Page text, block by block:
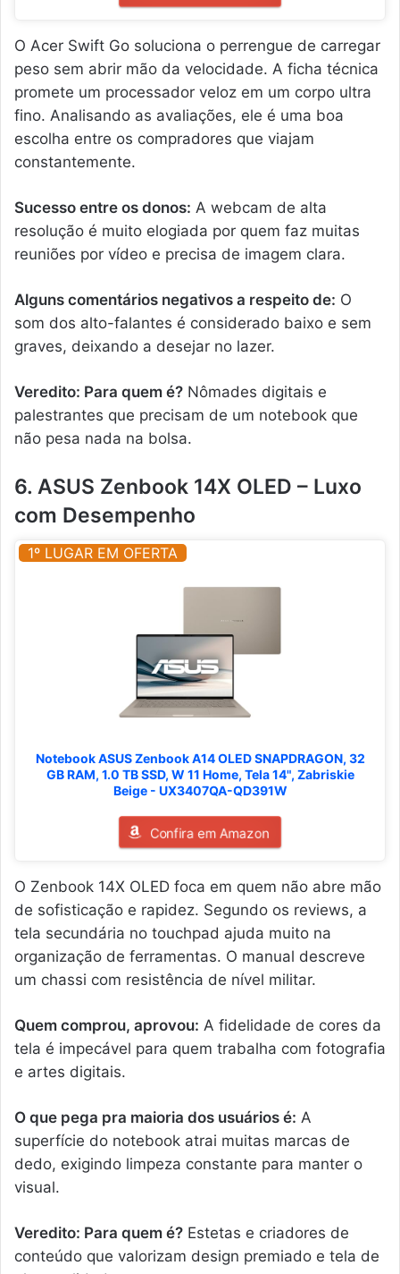
O Acer Swift Go soluciona o perrengue de carregar
peso sem abrir mão da velocidade. A ficha técnica
promete um processador veloz em um corpo ultra
fino. Analisando as avaliações, ele é uma boa
escolha entre os compradores que viajam
constantemente.
Sucesso entre os donos: A webcam de alta
resolução é muito elogiada por quem faz muitas
reuniões por vídeo e precisa de imagem clara.
Alguns comentários negativos a respeito de: O
som dos alto-falantes é considerado baixo e sem
graves, deixando a desejar no lazer.
Veredito: Para quem é? Nômades digitais e
palestrantes que precisam de um notebook que
não pesa nada na bolsa.
6. ASUS Zenbook 14X OLED – Luxo
com Desempenho
1º LUGAR EM OFERTA
Notebook ASUS Zenbook A14 OLED SNAPDRAGON, 32
GB RAM, 1.0 TB SSD, W 11 Home, Tela 14", Zabriskie
Beige - UX3407QA-QD391W
Confira em Amazon
O Zenbook 14X OLED foca em quem não abre mão
de sofisticação e rapidez. Segundo os reviews, a
tela secundária no touchpad ajuda muito na
organização de ferramentas. O manual descreve
um chassi com resistência de nível militar.
Quem comprou, aprovou: A fidelidade de cores da
tela é impecável para quem trabalha com fotografia
e artes digitais.
O que pega pra maioria dos usuários é: A
superfície do notebook atrai muitas marcas de
dedo, exigindo limpeza constante para manter o
visual.
Veredito: Para quem é? Estetas e criadores de
conteúdo que valorizam design premiado e tela de